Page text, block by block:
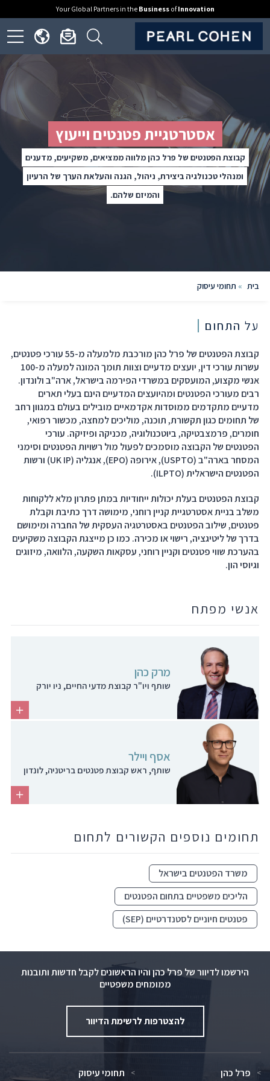
Your Global Partners in the BusinessofInnovation
Click
to
open
search
form
Click
to
Click
to
open
menu
to
אסטרטגיית פטנטים וייעוץ
קבוצת הפטנטים של פרל כהן מלווה ממציאים, משקיעים, מדענים
ומנהלי טכנולגיה ביצירת, ניהול, הגנה והעלאת הערך של הרעיון
והמיזם שלהם.
בית » תחומי עיסוק
על התחום
קבוצת הפטנטים של פרל כהן מורכבת מלמעלה מ-55 עורכי פטנטים,
עשרות עורכי דין, יועצים מדעיים וצוות תומך המונה למעלה מ-100
אנשי מקצוע, המועסקים במשרדי הפירמה בישראל, ארה"ב ולונדון.
רבים מעורכי הפטנטים ומהיועצים המדעיים הינם בעלי תארים
מדעיים מתקדמים ממוסדות אקדמאיים מובילים בעולם במגוון רחב
של תחומים כגון תקשורת, תוכנה, מוליכים למחצה, מכשור רפואי,
חומרים, פרמצבטיקה, ביוטכנולוגיה, מכניקה ופיזיקה. עורכי
הפטנטים של הקבוצה מוסמכים לפעול מול רשויות הפטנטים וסימני
המסחר בארה"ב (USPTO), אירופה (EPO), אנגליה (UK IP) ורשות
הפטנטים הישראלית (ILPTO).
קבוצת הפטנטים בעלת יכולות ייחודיות במתן פתרון מלא ללקוחות
משלב בניית אסטרטגיית קניין רוחני, מימושה דרך כתיבת וקבלת
פטנטים, שילוב הפטנטים באסטרטגיה העסקית של החברה ומימושם
בדרך של ליטיגציה, רישוי או מכירה. כמו כן מייצגת הקבוצה משקיעים
בהערכת שווי פטנטים וקניין רוחני, עסקאות השקעה, הלוואה, מיזוגים
וגיוסי הון.
אנשי מפתח
מרק כהן
שותף ויו"ר קבוצת מדעי החיים, ניו יורק
אסף ויילר
שותף, ראש קבוצת פטנטים בריטניה, לונדון
תחומים נוספים הקשורים לתחום
משרד הפטנטים בישראל
הליכים משפטיים בתחום הפטנטים
פטנטים חיוניים לסטנדרטיים (SEP)
הירשמו לדיוור של פרל כהן והיו הראשונים לקבל חדשות ותובנות
ממומחים משפטיים
להצטרפות לרשימת הדיוור
פרל כהן תחומי עיסוק